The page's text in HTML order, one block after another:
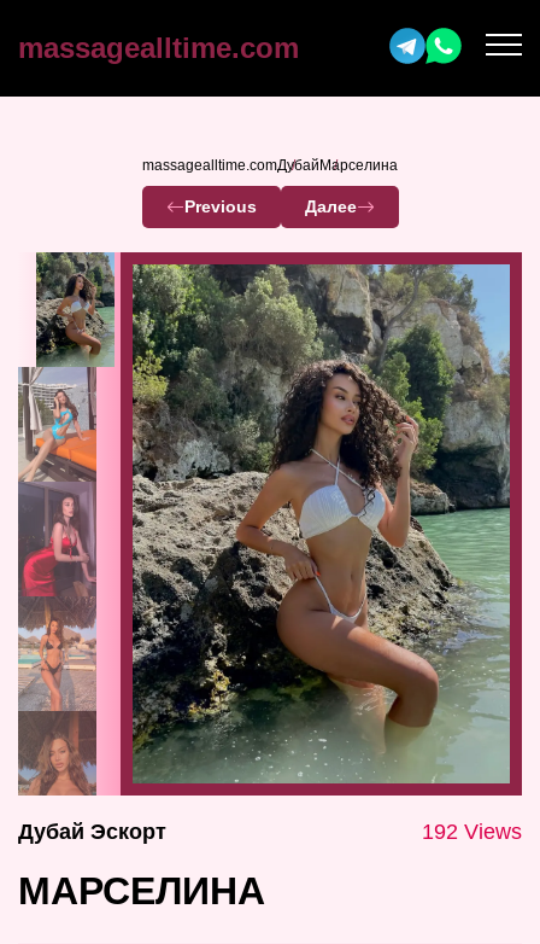
massagealltime.com
massagealltime.comДубай Марселина
Previous Далее
Дубай Эскорт 192 Views
МАРСЕЛИНА